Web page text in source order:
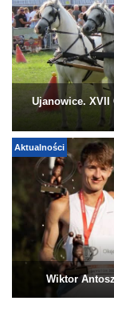
Ujanowice.
Aktualności
Wiktor